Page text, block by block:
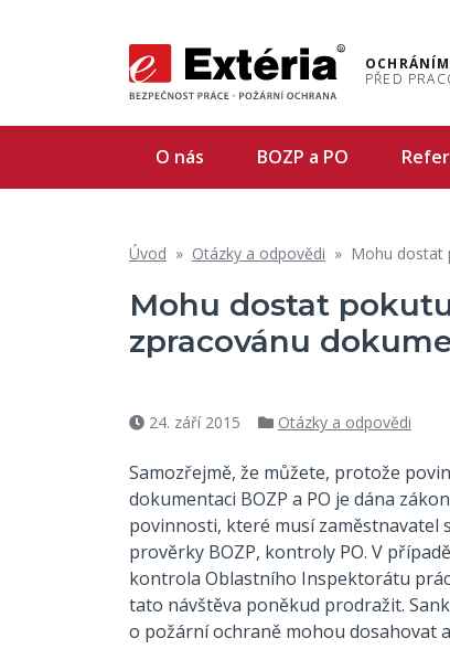
PŘED
O nás BOZP a PO
Úvod » Otázky a odpovědi » Mohu dostat
Mohu dostat
zpracovánu
Datum
24. září 2015 Rubriky
Otázky a odpovědi
Samozřejmě, že můžete, protože
dokumentaci BOZP a PO je dána
povinnosti, které musí zaměstnavatel
prověrky BOZP, kontroly PO. V
kontrola Oblastního Inspektorátu
tato návštěva poněkud prodražit.
o požární ochraně mohou dosahovat